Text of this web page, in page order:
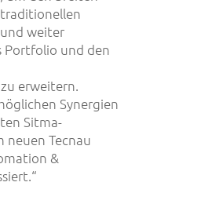
weiter
Portfolio und den
erweitern.
Synergien
Sitma-
neuen Tecnau
&